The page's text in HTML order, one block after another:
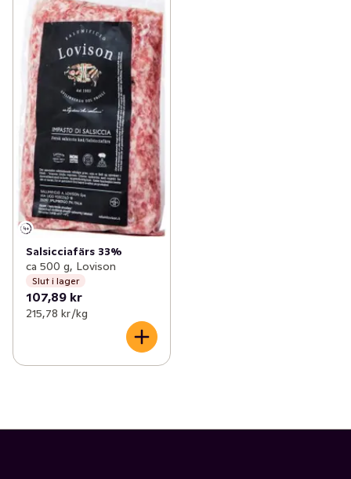
Salsicciafärs 33%
ca 500 g, Lovison
Slut i lager
107,89 kr
215,78 kr /kg